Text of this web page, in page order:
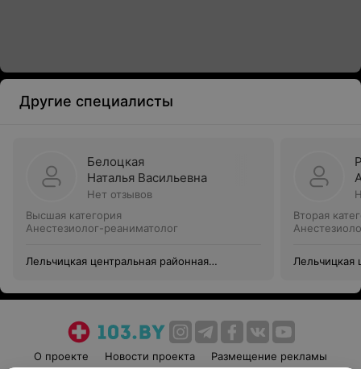
Другие специалисты
Белоцкая
Наталья Васильевна
Нет отзывов
Высшая категория
Анестезиолог-реаниматолог
Лельчицкая центральная районная
Вторая
Лельчицкая
О проекте Новости проекта Размещение рекламы